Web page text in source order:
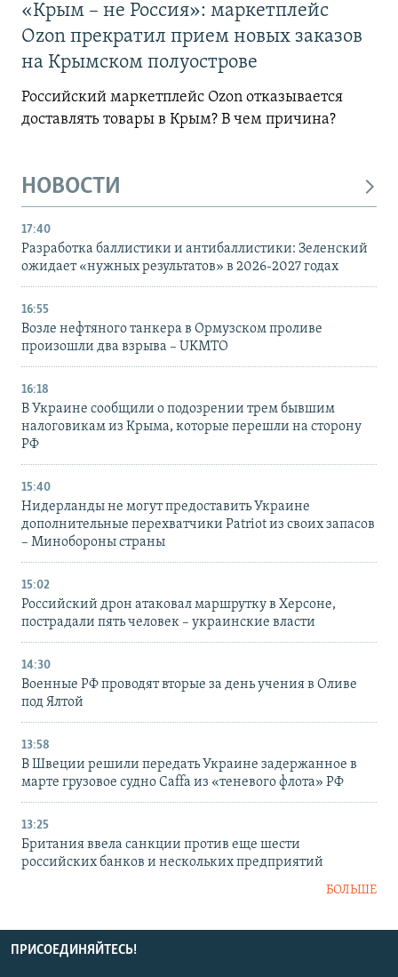
«Крым – не Россия»: маркетплейс
Ozon прекратил прием новых заказов
на Крымском полуострове
Российский маркетплейс Ozon отказывается
доставлять товары в Крым? В чем причина?
НОВОСТИ
17:40
Разработка баллистики и антибаллистики: Зеленский
ожидает «нужных результатов» в 2026-2027 годах
16:55
Возле нефтяного танкера в Ормузском проливе
произошли два взрыва – UKMTO
16:18
В Украине сообщили о подозрении трем бывшим
налоговикам из Крыма, которые перешли на сторону
РФ
15:40
Нидерланды не могут предоставить Украине
дополнительные перехватчики Patriot из своих запасов
– Минобороны страны
15:02
Российский дрон атаковал маршрутку в Херсоне,
пострадали пять человек – украинские власти
14:30
Военные РФ проводят вторые за день учения в Оливе
под Ялтой
13:58
В Швеции решили передать Украине задержанное в
марте грузовое судно Caffa из «теневого флота» РФ
13:25
Британия ввела санкции против еще шести
российских банков и нескольких предприятий
БОЛЬШЕ
ПРИСОЕДИНЯЙТЕСЬ!